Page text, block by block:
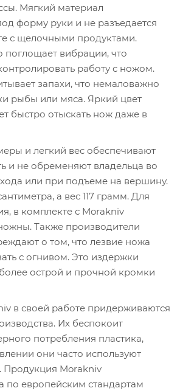
Мягкий материал
форму руки и не разъедается
с щелочными продуктами.
поглощает вибрации, что
работу с ножом.
запахи, что немаловажно
рыбы или мяса. Яркий цвет
быстро отыскать нож даже в
и легкий вес обеспечивают
и не обременяют владельца во
или при подъеме на вершину.
а вес 117 грамм. Для
в комплекте с Morakniv
Также производители
о том, что лезвие ножа
с огнивом. Это издержки
острой и прочной кромки
в своей работе придерживаются
Их беспокоит
потребления пластика,
они часто используют
Продукция Morakniv
по европейским стандартам